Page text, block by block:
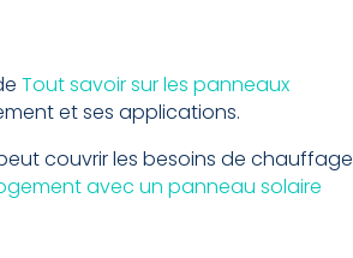
Tout savoir sur les panneaux
et ses applications.
couvrir les besoins de chauffage
avec un panneau solaire